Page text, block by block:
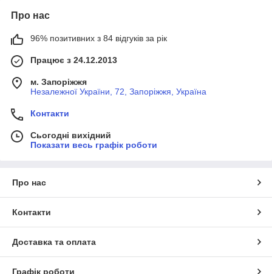
Про нас
96% позитивних з 84 відгуків за рік
Працює з 24.12.2013
м. Запоріжжя
Незалежної України, 72, Запоріжжя, Україна
Контакти
Сьогодні вихідний
Показати весь графік роботи
Про нас
Контакти
Доставка та оплата
Графік роботи